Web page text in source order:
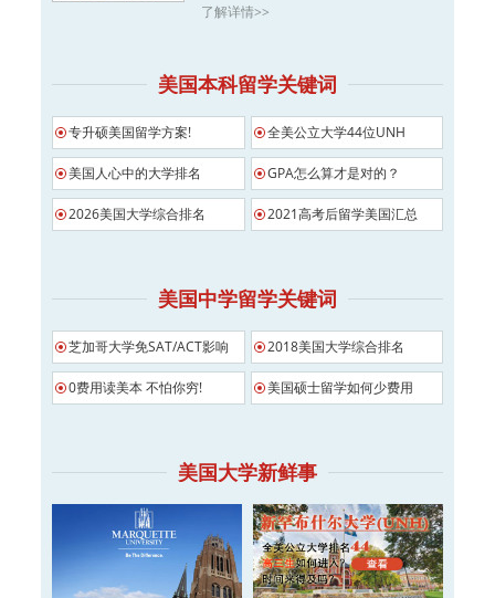
了解详情>>
美国本科留学关键词
专升硕美国留学方案! 全美公立大学44位UNH
美国人心中的大学排名 GPA怎么算才是对的？
2026美国大学综合排名 2021高考后留学美国汇总
美国中学留学关键词
芝加哥大学免SAT/ACT影响 2018美国大学综合排名
0费用读美本 不怕你穷! 美国硕士留学如何少费用
美国大学新鲜事